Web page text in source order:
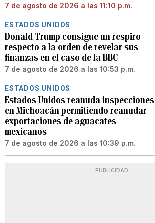
7 de agosto de 2026 a las 11:10 p.m.
ESTADOS UNIDOS
Donald Trump consigue un respiro
respecto a la orden de revelar sus
finanzas en el caso de la BBC
7 de agosto de 2026 a las 10:53 p.m.
ESTADOS UNIDOS
Estados Unidos reanuda inspecciones
en Michoacán permitiendo reanudar
exportaciones de aguacates
mexicanos
7 de agosto de 2026 a las 10:39 p.m.
PUBLICIDAD